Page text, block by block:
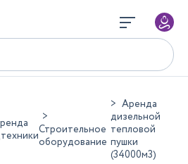
Строительное
оборудование
Аренда
дизельной
тепловой
пушки
(34000м3)